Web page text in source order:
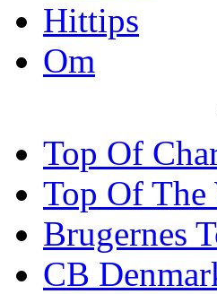
Hittips
Om
Top Of
Top Of The
Brugernes
CB